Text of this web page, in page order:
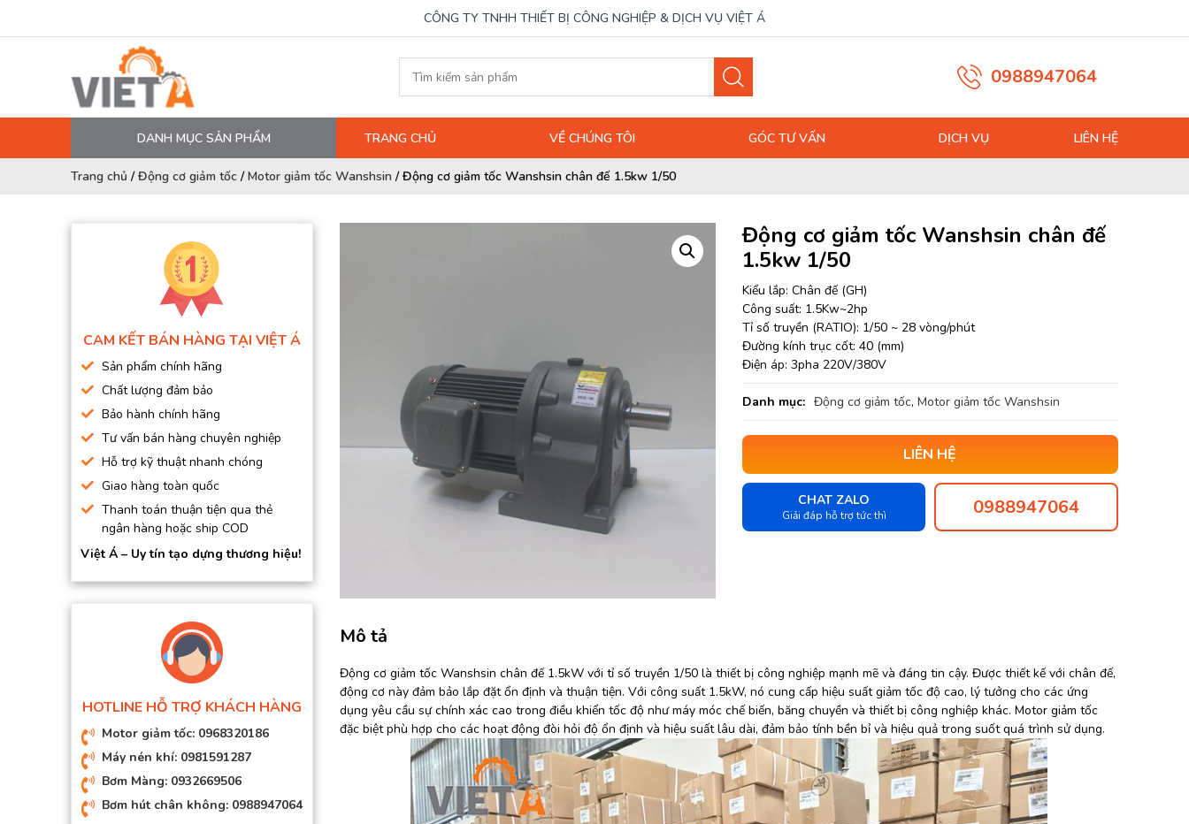
CÔNG TY TNHH THIẾT BỊ CÔNG NGHIỆP & DỊCH VỤ VIỆT Á
0988947064
DANH MỤC SẢN PHẨM
MÁY NÉN KHÍ
DẦU MÁY NÉN KHÍ
DÂY HƠI, ỐNG HƠI
BƠM MÀNG KHÍ NÉN
BƠM HÚT CHÂN KHÔNG
BƠM ĐỊNH LƯỢNG
MOTOR, HỘP GIẢM TỐC
MÁY TẠO KHÍ NITO
TRANG CHỦ VỀ CHÚNG TÔI GÓC TƯ VẤN DỊCH VỤ LIÊN HỆ
Trang chủ /Động cơ giảm tốc /Motor giảm tốc Wanshsin /Động cơ giảm tốc Wanshsin chân đế 1.5kw 1/50
CAM KẾT BÁN HÀNG TẠI VIỆT Á
Sản phẩm chính hãng
Chất lượng đảm bảo
Bảo hành chính hãng
Tư vấn bán hàng chuyên nghiệp
Hỗ trợ kỹ thuật nhanh chóng
Giao hàng toàn quốc
Thanh toán thuận tiện qua thẻ
ngân hàng hoặc ship COD
Việt Á – Uy tín tạo dựng thương hiệu!
HOTLINE HỖ TRỢ KHÁCH HÀNG
Motor giảm tốc: 0968320186
Máy nén khí: 0981591287
Bơm Màng: 0932669506
Bơm hút chân không: 0988947064
Động cơ giảm tốc Wanshsin chân đế
1.5kw 1/50
Kiểu lắp: Chân đế (GH)
Công suất: 1.5Kw~2hp
Tỉ số truyền (RATIO): 1/50 ~ 28 vòng/phút
Đường kính trục cốt: 40 (mm)
Điện áp: 3pha 220V/380V
Danh mục: Động cơ giảm tốc, Motor giảm tốc Wanshsin
LIÊN HỆ
CHAT ZALO
Giải đáp hỗ trợ tức thì 0988947064
Mô tả
Động cơ giảm tốc Wanshsin chân đế 1.5kW với tỉ số truyền 1/50 là thiết bị công nghiệp mạnh mẽ và đáng tin cậy. Được thiết kế với chân đế,
động cơ này đảm bảo lắp đặt ổn định và thuận tiện. Với công suất 1.5kW, nó cung cấp hiệu suất giảm tốc độ cao, lý tưởng cho các ứng
dụng yêu cầu sự chính xác cao trong điều khiển tốc độ như máy móc chế biến, băng chuyền và thiết bị công nghiệp khác. Motor giảm tốc
đặc biệt phù hợp cho các hoạt động đòi hỏi độ ổn định và hiệu suất lâu dài, đảm bảo tính bền bỉ và hiệu quả trong suốt quá trình sử dụng.